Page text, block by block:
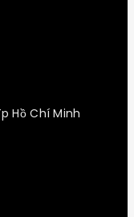
Hồ Chí Minh